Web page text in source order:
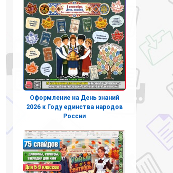
Оформление на День знаний
2026 к Году единства народов
России